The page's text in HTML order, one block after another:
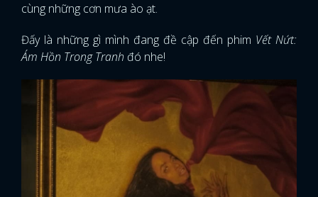
cùng những cơn mưa ào ạt.
Đấy là những gì mình đang đề cập đến phim Vết Nứt:
Ám Hồn Trong Tranh đó nhe!